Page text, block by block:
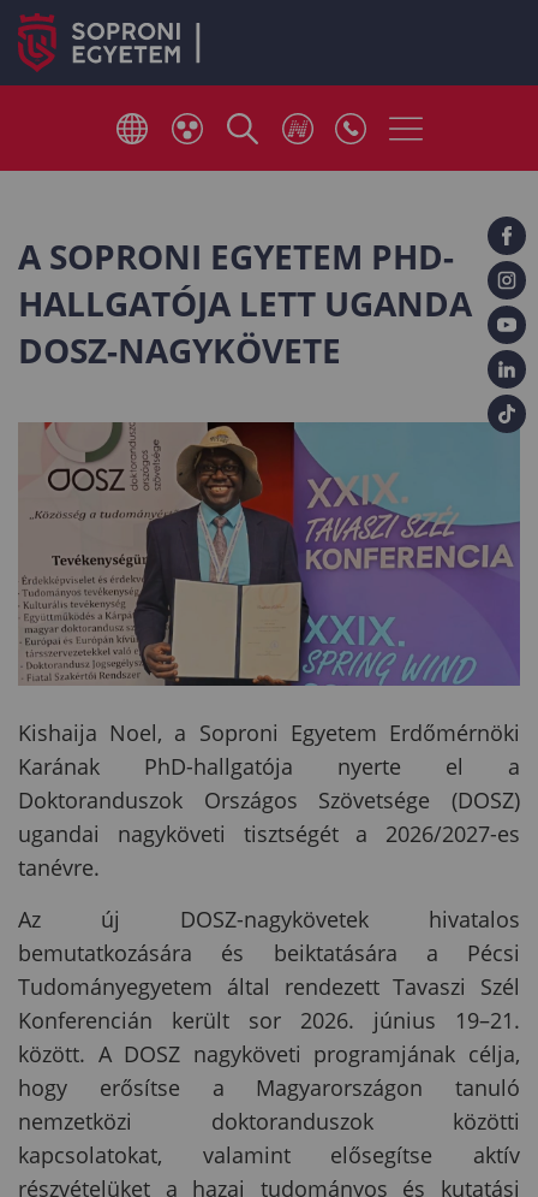
A SOPRONI EGYETEM PHD-
HALLGATÓJA LETT UGANDA
DOSZ-NAGYKÖVETE
Kishaija Noel, a Soproni Egyetem Erdőmérnöki
Karának PhD-hallgatója nyerte el a
Doktoranduszok Országos Szövetsége (DOSZ)
ugandai nagyköveti tisztségét a 2026/2027-es
tanévre.
Az új DOSZ-nagykövetek hivatalos
bemutatkozására és beiktatására a Pécsi
Tudományegyetem által rendezett Tavaszi Szél
Konferencián került sor 2026. június 19–21.
között. A DOSZ nagyköveti programjának célja,
hogy erősítse a Magyarországon tanuló
nemzetközi doktoranduszok közötti
kapcsolatokat, valamint elősegítse aktív
részvételüket a hazai tudományos és kutatási